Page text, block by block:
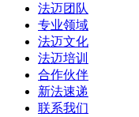
法迈团队
专业领域
法迈文化
法迈培训
合作伙伴
新法速递
联系我们